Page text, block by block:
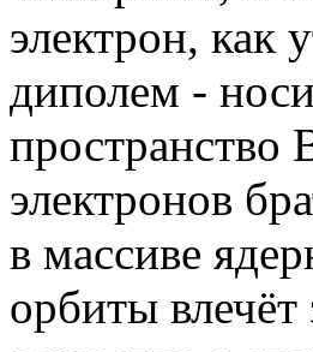
электрон, как
диполем -
пространство
электронов
в массиве
орбиты